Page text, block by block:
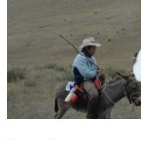
АЗАТТЫК+
ЫҢГАЙСЫЗ СУРООЛОР
ОНЛАЙН ШЕРИНЕ
ЭЕ/АРнун бардык сайттары